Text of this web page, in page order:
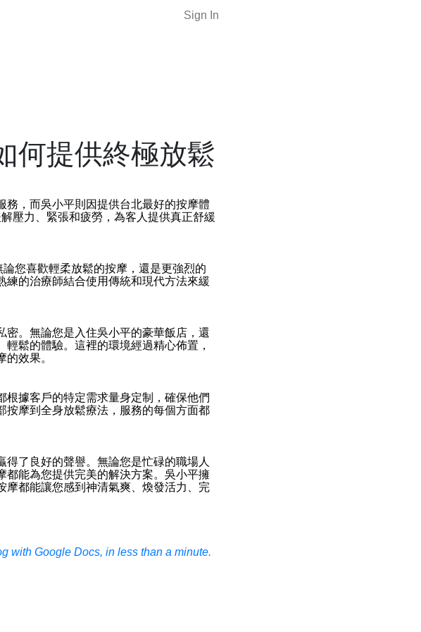
Sign In
何提供終極放鬆
，而吳小平則因提供台北最好的按摩體
壓力、緊張和疲勞，為客人提供真正舒緩
您喜歡輕柔放鬆的按摩，還是更強烈的
的治療師結合使用傳統和現代方法來緩
。無論您是入住吳小平的豪華飯店，還
鬆的體驗。這裡的環境經過精心佈置，
效果。
據客戶的特定需求量身定制，確保他們
按摩到全身放鬆療法，服務的每個方面都
了良好的聲譽。無論您是忙碌的職場人
都能為您提供完美的解決方案。吳小平擁
摩都能讓您感到神清氣爽、煥發活力、完
with Google Docs, in less than a minute.